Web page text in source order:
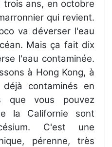
trois ans, en octobre
qui revient.
va déverser l'eau
Mais ça fait dix
l'eau contaminée.
à Hong Kong, à
contaminés en
que vous pouvez
la Californie sont
C'est une
pérenne, très